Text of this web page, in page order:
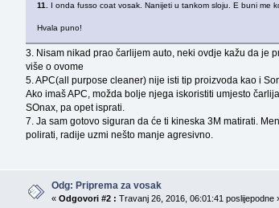
11.
I onda fusso coat vosak. Nanijeti u tankom sloju. E buni me
Hvala puno!
3. Nisam nikad prao čarlijem auto, neki ovdje kažu da je
više o ovome
5. APC(all purpose cleaner) nije isti tip proizvoda kao i
Ako imaš APC, možda bolje njega iskoristiti umjesto
SOnax, pa opet isprati.
7. Ja sam gotovo siguran da će ti kineska 3M matirati.
polirati, radije uzmi nešto manje agresivno.
Odg: Priprema za vosak
«Odgovori #2 : Travanj 26, 2016, 06:01:41 poslijepodne